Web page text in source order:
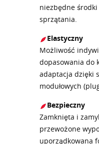
niezbędne
sprzątania.
Elastyczny
Możliwość
dopasowania do
adaptacja dzięki
modułowych
Bezpieczny
Zamknięta i
przewożone
uporządkowana